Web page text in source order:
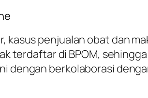
kasus penjualan obat dan
terdaftar di BPOM,
dengan berkolaborasi